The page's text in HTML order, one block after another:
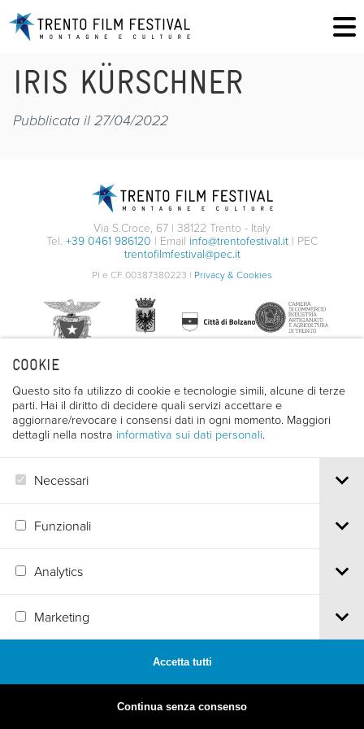
COOKIE
Questo sito fa utilizzo di cookie e tecnologie simili, alcune di terze
parti. Hai il diritto di decidere quali servizi accettare e
aggiornare/revocare i consensi dati in ogni momento. Maggiori
dettagli nella nostra informativa sui dati personali.
Necessari
Funzionali
Analytics
Marketing
Accetta tutti
Continua senza consenso
IRIS KÜRSCHNER
Pubblicata il 27/04/2022
Via S.Croce, 67 | 38122 Trento - Italy
Tel. +39 0461 986120 | Email info@trentofestival.it | PEC
trentofilmfestival@pec.it
PI e CF 00387380223 | Privacy & Cookies